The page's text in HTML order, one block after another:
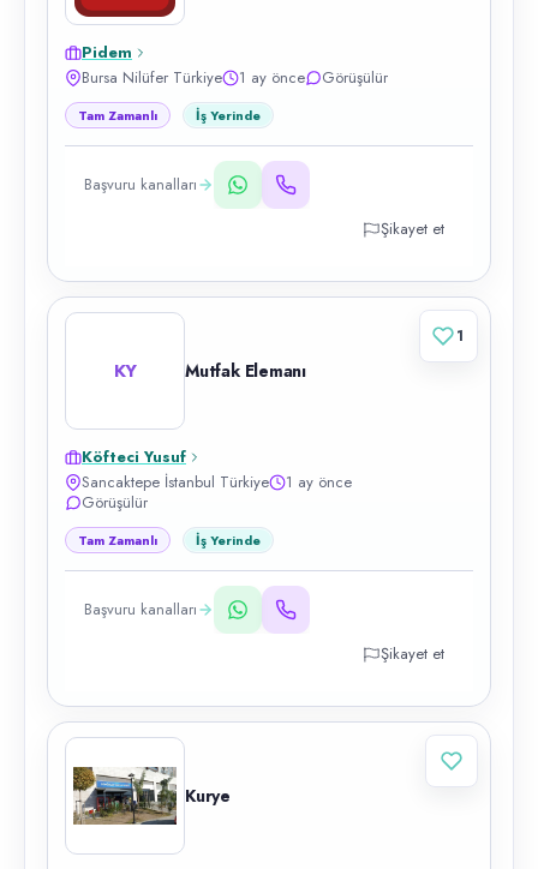
Pidem
Bursa Nilüfer Türkiye
1 ay önce Görüşülür
Tam Zamanlı İş Yerinde
Başvuru kanalları
Şikayet et
KY Mutfak Elemanı
Köfteci Yusuf
Sancaktepe İstanbul Türkiye
1 ay önce
Görüşülür
Tam Zamanlı İş Yerinde
Başvuru kanalları
Şikayet et
1
Kurye